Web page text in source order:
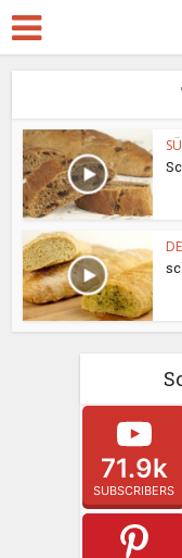
71.9k
SUBSCRIBERS